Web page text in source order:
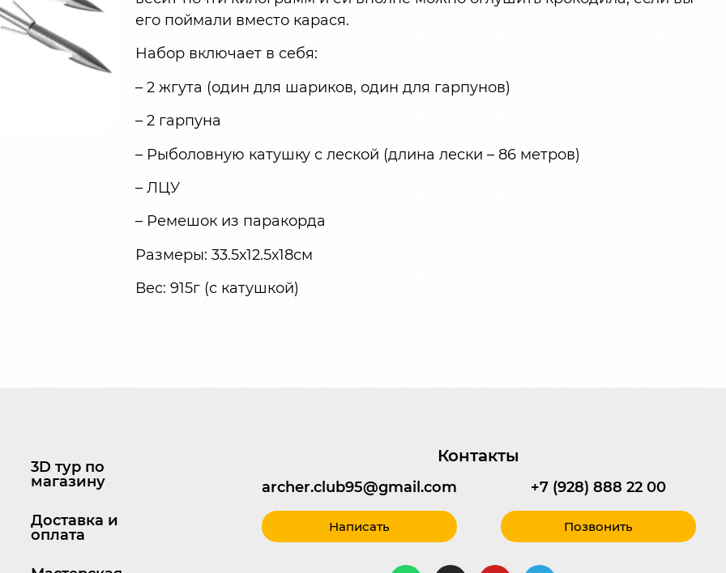
его поймали вместо карася.
Набор включает в себя:
– 2 жгута (один для шариков, один для гарпунов)
– 2 гарпуна
– Рыболовную катушку с леской (длина лески – 86 метров)
– ЛЦУ
– Ремешок из паракорда
Размеры: 33.5х12.5х18см
Вес: 915г (с катушкой)
3D тур по
магазину
Доставка и
оплата
Контакты
archer.club95@gmail.com
Написать
+7 (928) 888 22 00
Позвонить